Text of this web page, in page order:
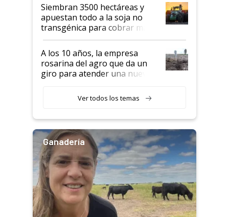
Siembran 3500 hectáreas y
apuestan todo a la soja no
transgénica para cobrar más
por tonelada: compraron un
semillero
A los 10 años, la empresa
rosarina del agro que da un
giro para atender una nueva
Ver todos los temas
Ganadería